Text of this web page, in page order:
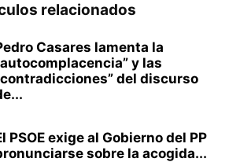
relacionados
Casares lamenta la
y las
del discurso
PSOE exige al Gobierno del PP
sobre la acogida...